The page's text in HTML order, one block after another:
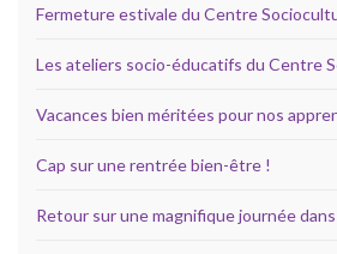
Fermeture estivale du Centre
Les ateliers socio-éducatifs du Centre
Vacances bien méritées pour nos
Cap sur une rentrée bien-être !
Retour sur une magnifique journée